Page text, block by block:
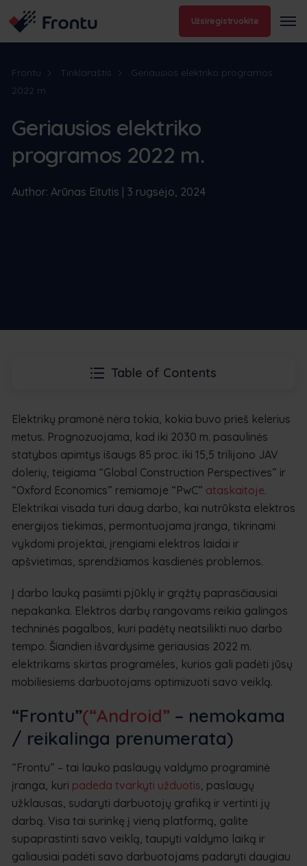
Užsiregistruokite
Frontu Tinklaraštis
Geriausios elektriko programos
2022 m.
Geriausios elektriko
programos 2022 m.
Author: Arūnas Eitutis | 3 rugsėjo, 2024
Table of Contents
Elektrikų pramonė nėra tokia, kokia buvo prieš kelerius
metus. Prognozuojama, kad iki 2030 m. pasaulinės
statybos apimtys išaugs 85 proc. iki 15,5 trilijono JAV
dolerių, teigiama “Global Construction Perspectives” ir
“Oxford Economics” remiamoje “PwC” ataskaitoje.
Elektrikai visada turi daug darbo, kai nutrūksta elektros
energijos tiekimas, permontuojama įranga, tikrinami
vykdomi projektai, įrengiami elektros laidai ir
apšvietimas, sprendžiamos kasdienės problemos.
Į darbo lauką pasiimti pjūklų ir grąžtų paprasčiausiai
nepakanka. Elektros darbų rangovams reikia galingos
techninės pagalbos, kuri padėtų neatsilikti nuo darbo
tempo. Šiandien išvardysime geriausias 2022 m.
elektrikams skirtas programėles, kurios gali padėti jūsų
mobiliesiems darbuotojams optimizuoti savo veiklą.
“Frontu”(“Android” – nemokama
/ reikalinga prenumerata)
“Frontu” – tai lauko paslaugų valdymo programinė
įranga, kuri padeda tvarkyti užduotis , paslaugų
užklausas, sudaryti darbuotojų grafiką ir vertinti jų
darbą. Visa tai surinkę į vieną platformą, galite
supaprastinti savo veiklą, taupyti valdymo laiką ir
galiausiai padėti savo darbuotojams padaryti daugiau